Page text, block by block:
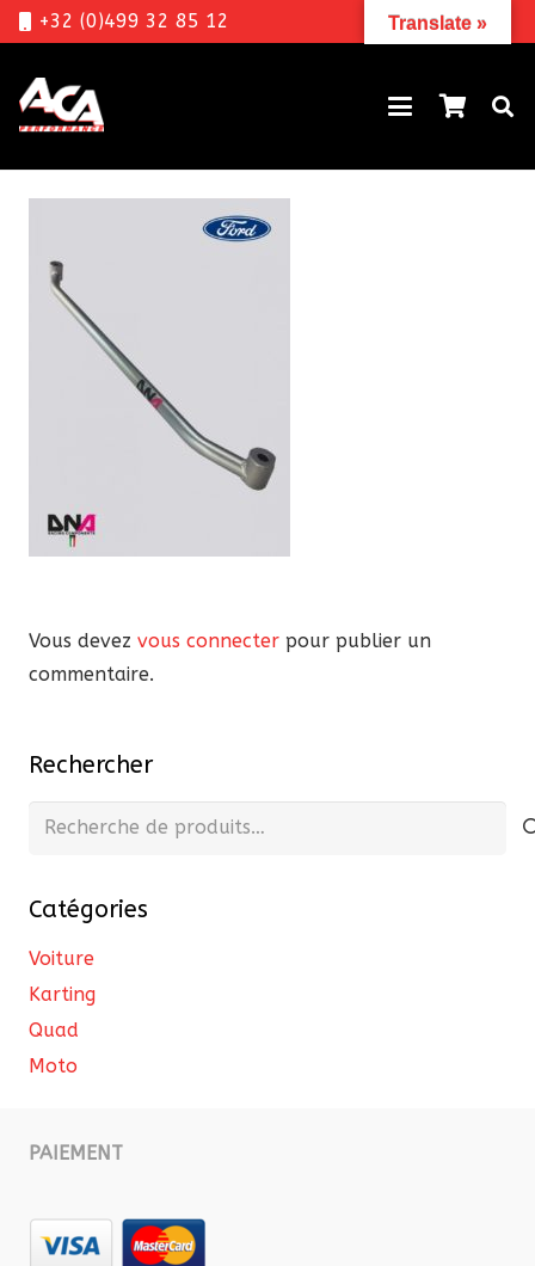
+32 (0)499 32 85 12
Vous devez vous connecter pour publier un
commentaire.
Rechercher
Recherche
Catégories
Voiture
Karting
Quad
Moto
PAIEMENT
Translate »